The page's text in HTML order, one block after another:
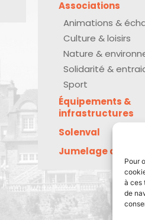
Pour
à ces
de
Associations
Animations &
Culture & loisirs
Nature &
Solidarité &
Sport
Équipements &
infrastructures
Solenval
Jumelage avec